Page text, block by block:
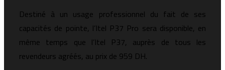
Destiné à un usage professionnel du fait de ses
capacités de pointe, l’Itel P37 Pro sera disponible, en
même temps que l’Itel P37, auprès de tous les
revendeurs agréés, au prix de 959 DH.